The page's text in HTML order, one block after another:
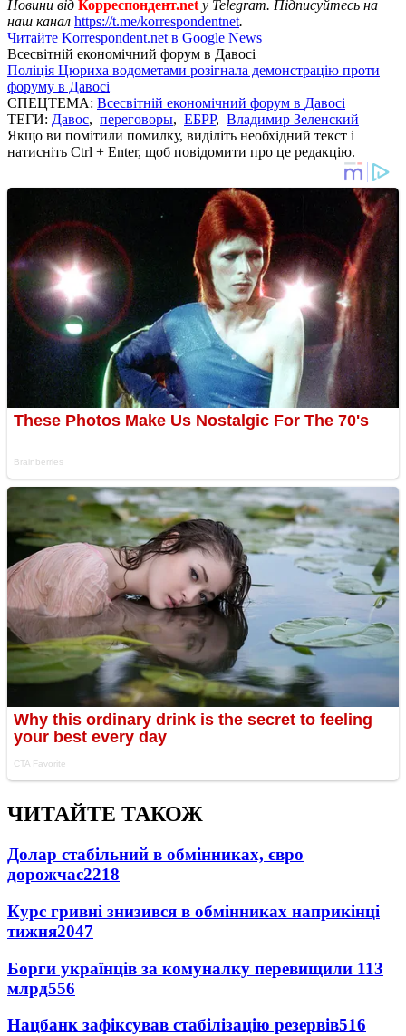
Новини від Корреспондент.net у Telegram. Підписуйтесь на
наш канал https://t.me/korrespondentnet.
Читайте Korrespondent.net в Google News
Всесвітній економічний форум в Давосі
Поліція Цюриха водометами розігнала демонстрацію проти
форуму в Давосі
СПЕЦТЕМА: Всесвітній економічний форум в Давосі
ТЕГИ: Давос, переговоры, ЕБРР, Владимир Зеленский
Якщо ви помітили помилку, виділіть необхідний текст і
натисніть Ctrl + Enter, щоб повідомити про це редакцію.
ЧИТАЙТЕ ТАКОЖ
Долар стабільний в обмінниках, євро
дорожчає2218
Курс гривні знизився в обмінниках наприкінці
тижня2047
Борги українців за комуналку перевищили 113
млрд556
Нацбанк зафіксував стабілізацію резервів516